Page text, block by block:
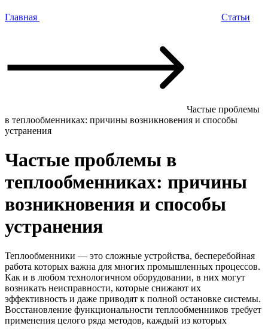
Главная Статьи
Частые проблемы
в теплообменниках: причины возникновения и способы
устранения
Частые проблемы в
теплообменниках: причины
возникновения и способы
устранения
Теплообменники — это сложные устройства, бесперебойная
работа которых важна для многих промышленных процессов.
Как и в любом технологичном оборудовании, в них могут
возникать неисправности, которые снижают их
эффективность и даже приводят к полной остановке системы.
Восстановление функциональности теплообменников требует
применения целого ряда методов, каждый из которых